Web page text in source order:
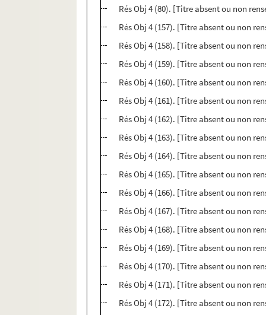
Rés Obj 4 (80). [Titre absent ou non
Rés Obj 4 (157). [Titre absent ou non
Rés Obj 4 (158). [Titre absent ou non
Rés Obj 4 (159). [Titre absent ou non
Rés Obj 4 (160). [Titre absent ou non
Rés Obj 4 (161). [Titre absent ou non
Rés Obj 4 (162). [Titre absent ou non
Rés Obj 4 (163). [Titre absent ou non
Rés Obj 4 (164). [Titre absent ou non
Rés Obj 4 (165). [Titre absent ou non
Rés Obj 4 (166). [Titre absent ou non
Rés Obj 4 (167). [Titre absent ou non
Rés Obj 4 (168). [Titre absent ou non
Rés Obj 4 (169). [Titre absent ou non
Rés Obj 4 (170). [Titre absent ou non
Rés Obj 4 (171). [Titre absent ou non
Rés Obj 4 (172). [Titre absent ou non